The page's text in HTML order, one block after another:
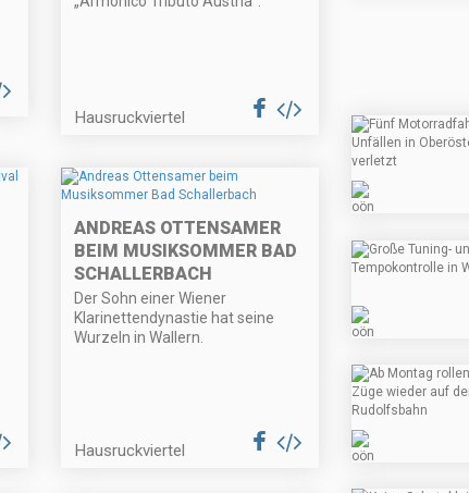
Hausruckviertel
ANDREAS OTTENSAMER
BEIM MUSIKSOMMER BAD
SCHALLERBACH
Der Sohn einer Wiener
Klarinettendynastie hat seine
Wurzeln in Wallern.
Hausruckviertel